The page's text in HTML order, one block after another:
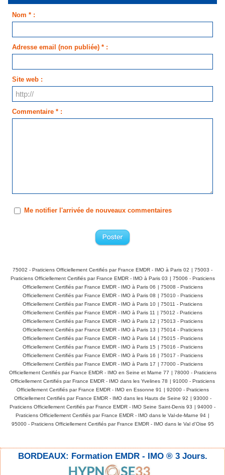
Nom * :
Adresse email (non publiée) * :
Site web :
Commentaire * :
Me notifier l'arrivée de nouveaux commentaires
75002 - Praticiens Officiellement Certifiés par France EMDR - IMO à Paris 02 | 75003 -
Praticiens Officiellement Certifiés par France EMDR - IMO à Paris 03 | 75006 - Praticiens
Officiellement Certifiés par France EMDR - IMO à Paris 06 | 75008 - Praticiens
Officiellement Certifiés par France EMDR - IMO à Paris 08 | 75010 - Praticiens
Officiellement Certifiés par France EMDR - IMO à Paris 10 | 75011 - Praticiens
Officiellement Certifiés par France EMDR - IMO à Paris 11
| 75012 - Praticiens
Officiellement Certifiés par France EMDR - IMO à Paris 12 | 75013 - Praticiens
Officiellement Certifiés par France EMDR - IMO à Paris 13 | 75014 - Praticiens
Officiellement Certifiés par France EMDR - IMO à Paris 14 | 75015 - Praticiens
Officiellement Certifiés par France EMDR - IMO à Paris 15 | 75016 - Praticiens
Officiellement Certifiés par France EMDR - IMO à Paris 16 | 75017 - Praticiens
Officiellement Certifiés par France EMDR - IMO à Paris 17 | 77000 - Praticiens
Officiellement Certifiés par France EMDR - IMO en Seine et Marne 77 | 78000 - Praticiens
Officiellement Certifiés par France EMDR - IMO dans les Yvelines 78 | 91000 - Praticiens
Officiellement Certifiés par France EMDR - IMO en Essonne 91
| 92000 - Praticiens
Officiellement Certifiés par France EMDR - IMO dans les Hauts de Seine 92 | 93000 -
Praticiens Officiellement Certifiés par France EMDR - IMO Seine Saint-Denis 93 | 94000 -
Praticiens Officiellement Certifiés par France EMDR - IMO dans le Val-de-Marne 94 |
95000 - Praticiens Officiellement Certifiés par France EMDR - IMO dans le Val d'Oise 95
BORDEAUX: Formation EMDR - IMO ® 3 Jours.